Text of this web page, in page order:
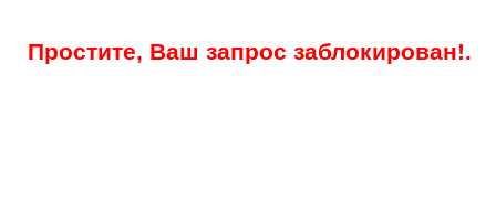
Простите, Ваш запрос заблокирован!.